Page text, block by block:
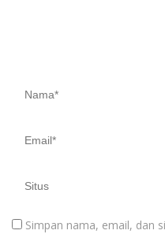
Simpan nama, email, dan